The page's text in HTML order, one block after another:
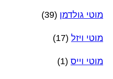
מוטי גולדמן (39)
מוטי ויזל (17)
מוטי וייס (1)